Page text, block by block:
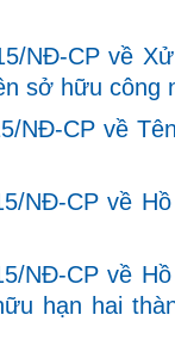
NĐ-CP về
sở hữu công
NĐ-CP về
NĐ-CP về
NĐ-CP về
hạn hai